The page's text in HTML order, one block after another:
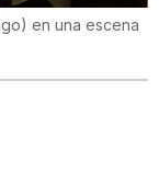
en una escena